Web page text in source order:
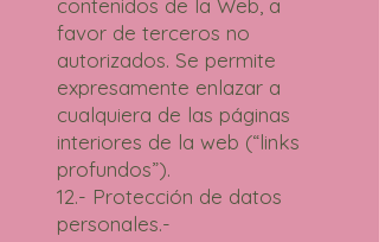
favor de terceros no
autorizados. Se permite
expresamente enlazar a
cualquiera de las páginas
interiores de la web (“links
profundos”).
12.- Protección de datos
personales.-